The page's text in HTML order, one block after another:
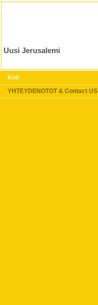
Uusi Jerusalemi
Koti
YHTEYDENOTOT & Contact US